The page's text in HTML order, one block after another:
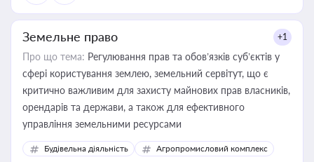
Земельне право +1
Про що тема: Регулювання прав та обов’язків суб’єктів у
сфері користування землею, земельний сервітут, що є
критично важливим для захисту майнових прав власників,
орендарів та держави, а також для ефективного
управління земельними ресурсами
Будівельна діяльність Агропромисловий комплекс